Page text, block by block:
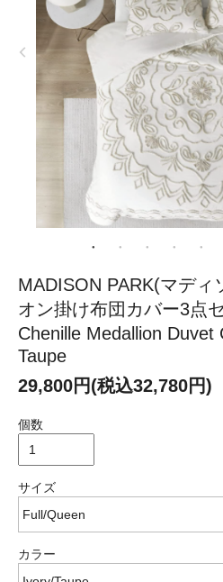
MADISON PARK(マディ
オン掛け布団カバー3点
Chenille Medallion Duvet
Taupe
29,800円(税込32,780円)
個数
サイズ
カラー